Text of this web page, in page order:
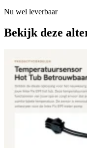
Nu wel leverbaar
Bekijk deze